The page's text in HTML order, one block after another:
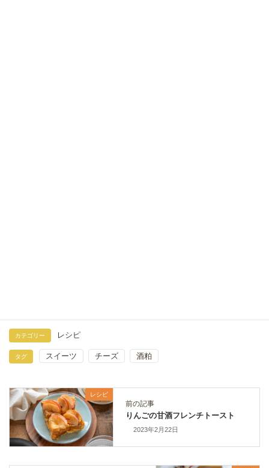
カテゴリー レシピ
タグ スイーツ チーズ 酒粕
レシピ
前の記事
りんごの甘酒フレンチトースト
2023年2月22日